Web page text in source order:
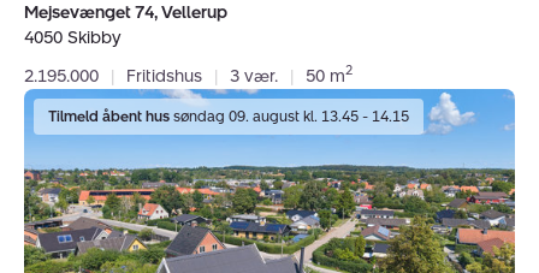
Mejsevænget 74, Vellerup
4050 Skibby
2.195.000
| Fritidshus | 3 vær. | 50 m2
Villa:
Sct
Bernardvej
10,
3550
Slangerup
Tilmeld åbent hus søndag 09. august kl. 13.45 - 14.15